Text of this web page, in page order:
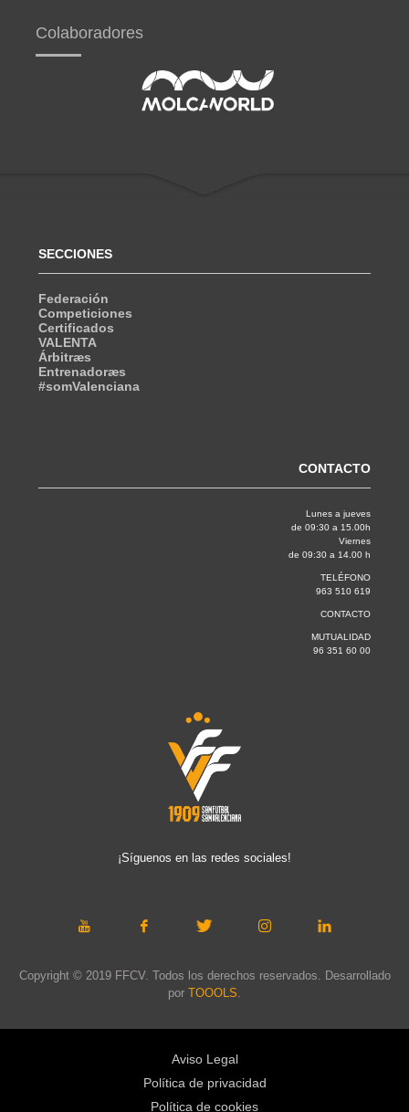
Colaboradores
SECCIONES
Federación
Competiciones
Certificados
VALENTA
Árbitræs
Entrenadoræs
#somValenciana
CONTACTO
Lunes a jueves
de 09:30 a 15.00h
Viernes
de 09:30 a 14.00 h
TELÉFONO
963 510 619
CONTACTO
MUTUALIDAD
96 351 60 00
¡Síguenos en las redes sociales!
Copyright © 2019 FFCV. Todos los derechos reservados. Desarrollado
por TOOOLS.
Aviso Legal
Política de privacidad
Política de cookies